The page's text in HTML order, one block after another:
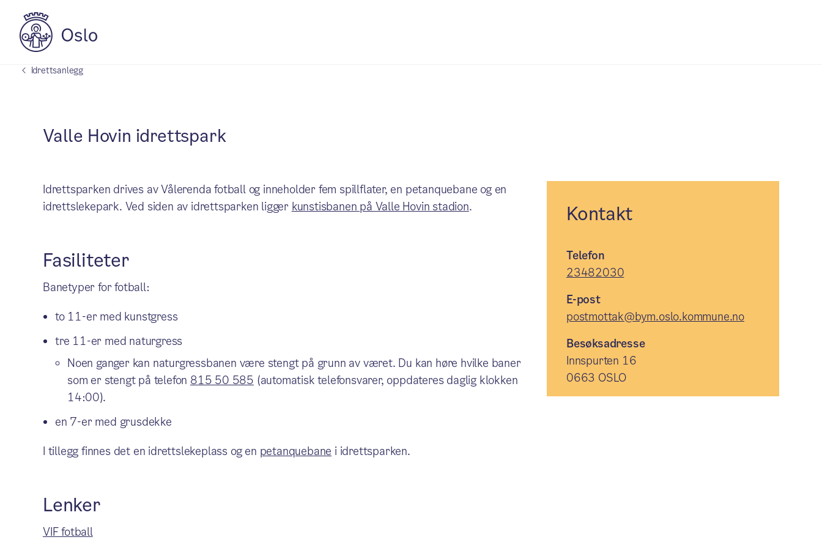
Idrettsanlegg
Valle Hovin idrettspark
Idrettsparken drives av Vålerenda fotball og inneholder fem spillflater, en petanquebane og en
idrettslekepark. Ved siden av idrettsparken ligger kunstisbanen på Valle Hovin stadion.
Fasiliteter
Banetyper for fotball:
to 11-er med kunstgress
tre 11-er med naturgress
Noen ganger kan naturgressbanen være stengt på grunn av været. Du kan høre hvilke baner
som er stengt på telefon 815 50 585 (automatisk telefonsvarer, oppdateres daglig klokken
14:00).
en 7-er med grusdekke
I tillegg finnes det en idrettslekeplass og en petanquebane i idrettsparken.
Lenker
VIF fotball
Kontakt
Telefon
23482030
E-post
postmottak@bym.oslo.kommune.no
Besøksadresse
Innspurten 16
0663 OSLO